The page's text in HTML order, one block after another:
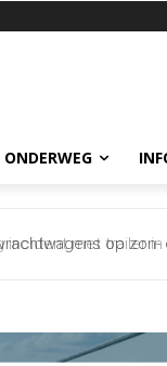
ONDERWEG
met trailer in